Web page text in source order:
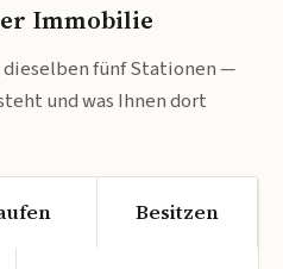
Immobilie
fünf Stationen —
und was Ihnen dort
Besitzen